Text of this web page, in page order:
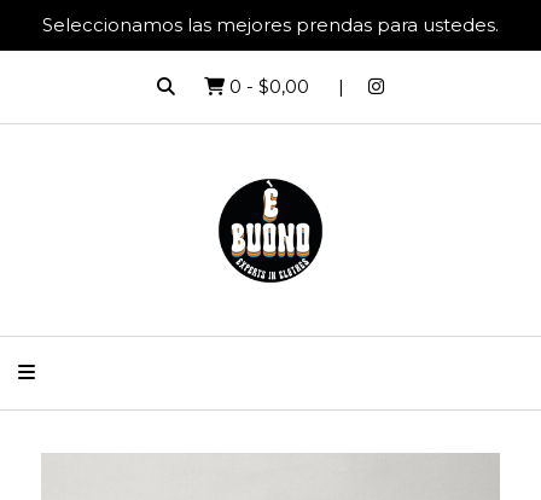
Seleccionamos las mejores prendas para ustedes.
0 - $0,00